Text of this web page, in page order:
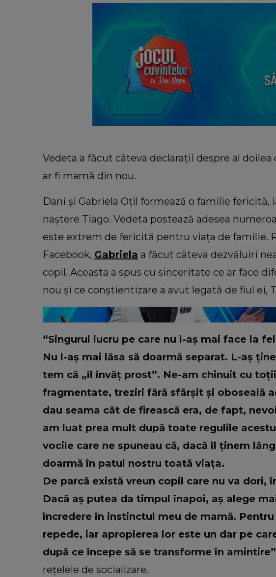
Vedeta a făcut câteva declarații despre al
ar fi mamă din nou.
Dani și Gabriela Oțil formează o familie
naștere Tiago. Vedeta postează adesea
este extrem de fericită pentru viața de familie.
Facebook, Gabriela a făcut câteva dezvăluiri
copil. Aceasta a spus cu sinceritate ce ar face
nou și ce conștientizare a avut legată de fiul ei,
“Singurul lucru pe care nu l-aș mai face la
Nu l-aș mai lăsa să doarmă separat. L-aș
tem că „îl învăț prost”. Ne-am chinuit cu
fragmentate, treziri fără sfârșit și oboseală
dau seama cât de firească era, de fapt,
am luat prea mult după toate regulile
vocile care ne spuneau că, dacă îl ținem
doarmă în patul nostru toată viața.
De parcă există vreun copil care nu va dori,
Dacă aș putea da timpul înapoi, aș alege
încredere în instinctul meu de mamă.
repede, iar apropierea lor este un dar pe
după ce începe să se transforme în
rețelele de socializare.
La ce temperatură se coace blatul de
tort. Secretul pe care trebuie să îl știe
toate gospodinele cu